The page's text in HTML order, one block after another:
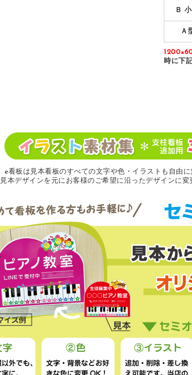
Ｂ 小
Ａ
時に下
e看板は見本看板のすべての文字や色・イラストも自由
見本デザインを元にお客様のご希望に沿ったデザインに変